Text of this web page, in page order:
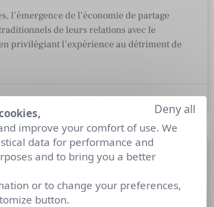
l’émergence de l’économie de partage
de leurs relations avec le
privilégiant l’expérience au détriment de
improve your comfort of use. We
data for performance and
and to bring you a better
or to change your preferences,
button.
Deny all